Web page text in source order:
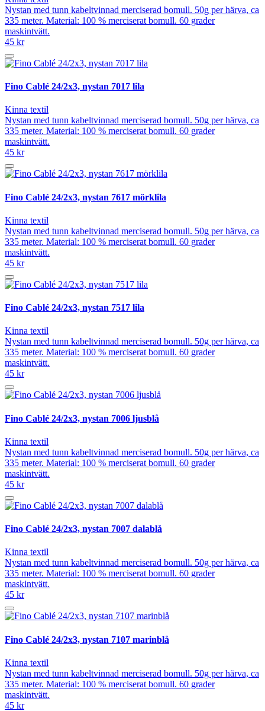
Nystan med tunn kabeltvinnad merciserad bomull. 50g per härva, ca
335 meter. Material: 100 % merciserat bomull. 60 grader
maskintvätt.
45 kr
Fino Cablé 24/2x3, nystan 7017 lila
Kinna textil
Nystan med tunn kabeltvinnad merciserad bomull. 50g per härva, ca
335 meter. Material: 100 % merciserat bomull. 60 grader
maskintvätt.
45 kr
Fino Cablé 24/2x3, nystan 7617 mörklila
Kinna textil
Nystan med tunn kabeltvinnad merciserad bomull. 50g per härva, ca
335 meter. Material: 100 % merciserat bomull. 60 grader
maskintvätt.
45 kr
Fino Cablé 24/2x3, nystan 7517 lila
Kinna textil
Nystan med tunn kabeltvinnad merciserad bomull. 50g per härva, ca
335 meter. Material: 100 % merciserat bomull. 60 grader
maskintvätt.
45 kr
Fino Cablé 24/2x3, nystan 7006 ljusblå
Kinna textil
Nystan med tunn kabeltvinnad merciserad bomull. 50g per härva, ca
335 meter. Material: 100 % merciserat bomull. 60 grader
maskintvätt.
45 kr
Fino Cablé 24/2x3, nystan 7007 dalablå
Kinna textil
Nystan med tunn kabeltvinnad merciserad bomull. 50g per härva, ca
335 meter. Material: 100 % merciserat bomull. 60 grader
maskintvätt.
45 kr
Fino Cablé 24/2x3, nystan 7107 marinblå
Kinna textil
Nystan med tunn kabeltvinnad merciserad bomull. 50g per härva, ca
335 meter. Material: 100 % merciserat bomull. 60 grader
maskintvätt.
45 kr